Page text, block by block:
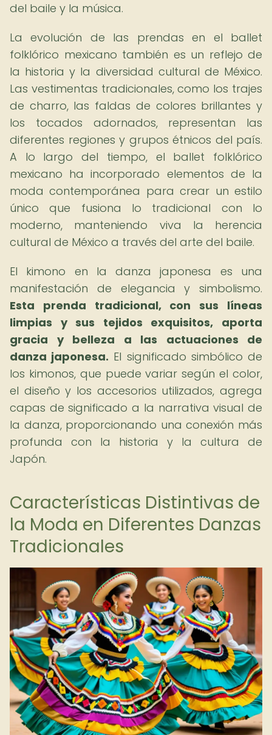
del baile y la música.
La evolución de las prendas en el ballet
folklórico mexicano también es un reflejo de
la historia y la diversidad cultural de México.
Las vestimentas tradicionales, como los trajes
de charro, las faldas de colores brillantes y
los tocados adornados, representan las
diferentes regiones y grupos étnicos del país.
A lo largo del tiempo, el ballet folklórico
mexicano ha incorporado elementos de la
moda contemporánea para crear un estilo
único que fusiona lo tradicional con lo
moderno, manteniendo viva la herencia
cultural de México a través del arte del baile.
El kimono en la danza japonesa es una
manifestación de elegancia y simbolismo.
Esta prenda tradicional, con sus líneas
limpias y sus tejidos exquisitos, aporta
gracia y belleza a las actuaciones de
danza japonesa. El significado simbólico de
los kimonos, que puede variar según el color,
el diseño y los accesorios utilizados, agrega
capas de significado a la narrativa visual de
la danza, proporcionando una conexión más
profunda con la historia y la cultura de
Japón.
Características Distintivas de
la Moda en Diferentes Danzas
Tradicionales